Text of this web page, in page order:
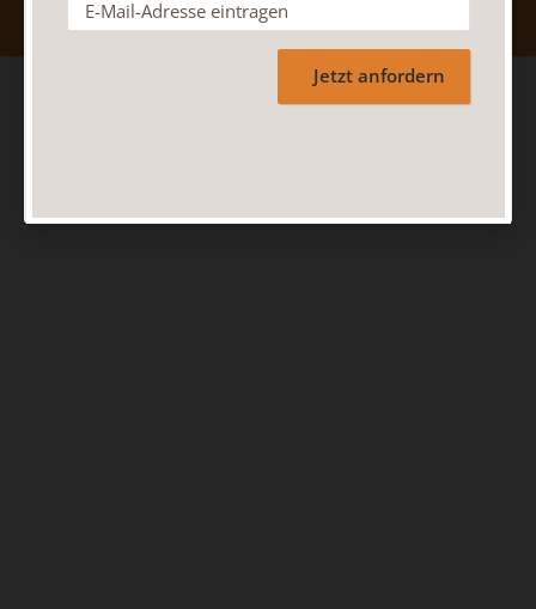
Jetzt anfordern